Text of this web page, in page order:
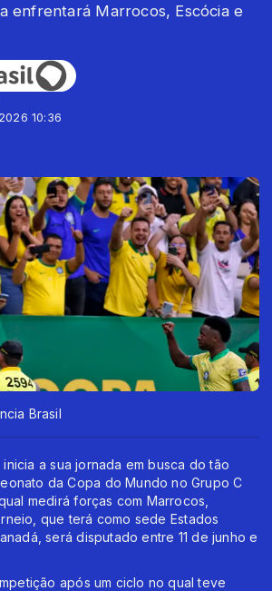
enfrentará Marrocos, Escócia e
10:36
Brasil
a sua jornada em busca do tão
da Copa do Mundo no Grupo C
medirá forças com Marrocos,
que terá como sede Estados
será disputado entre 11 de junho e
após um ciclo no qual teve